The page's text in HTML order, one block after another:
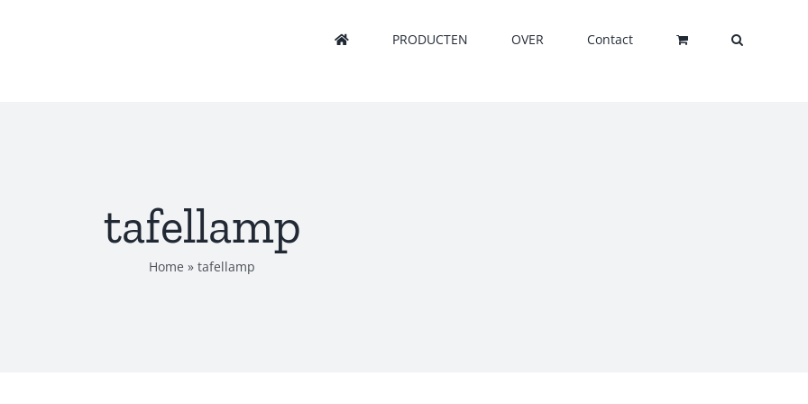
PRODUCTEN OVER Contact
tafellamp
Home » tafellamp